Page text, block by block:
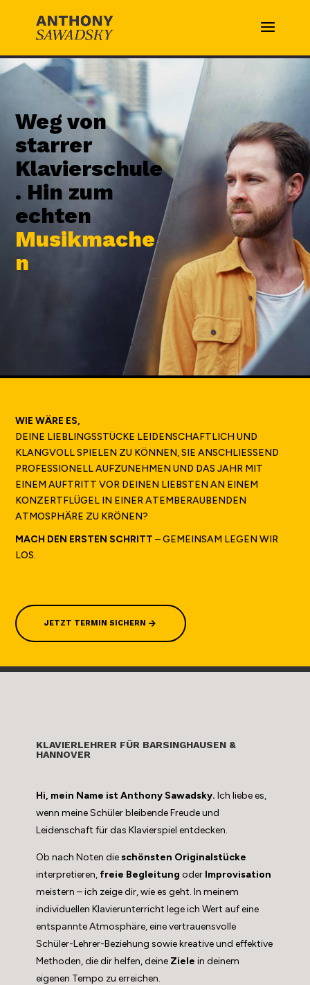
Weg von
starrer
Klavierschule
. Hin zum
echten
Musikmache
n
WIE WÄRE ES,
DEINE LIEBLINGSSTÜCKE LEIDENSCHAFTLICH UND
KLANGVOLL SPIELEN ZU KÖNNEN, SIE ANSCHLIESSEND P
ROFESSIONELL AUFZUNEHMEN UND DAS JAHR MIT E
INEM AUFTRITT VOR DEINEN LIEBSTEN AN EINEM K
ONZERTFLÜGEL IN EINER ATEMBERAUBENDEN A
TMOSPHÄRE ZU KRÖNEN?
MACH DEN ERSTEN SCHRITT – GEMEINSAM LEGEN WIR
LOS.
JETZT TERMIN SICHERN
KLAVIERLEHRER FÜR BARSINGHAUSEN &
HANNOVER
Hi, mein Name ist Anthony Sawadsky.Ich liebe es,
wenn meine Schüler bleibende Freude und
Leidenschaft für das Klavierspiel entdecken.
Ob nach Noten dieschönsten Originalstücke
interpretieren, freie Begleitungoder Improvisation
meistern – ich zeige dir, wie es geht. In meinem
individuellen Klavierunterricht lege ich Wert auf eine
entspannte Atmosphäre, eine vertrauensvolle
Schüler-Lehrer-Beziehung sowie kreative und effektive
Methoden, die dir helfen, deine Zielein deinem
eigenen Tempo zu erreichen.